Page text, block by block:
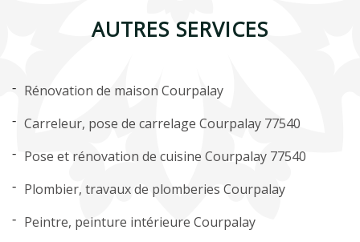
AUTRES SERVICES
Rénovation de maison Courpalay
Carreleur, pose de carrelage Courpalay 77540
Pose et rénovation de cuisine Courpalay 77540
Plombier, travaux de plomberies Courpalay
Peintre, peinture intérieure Courpalay